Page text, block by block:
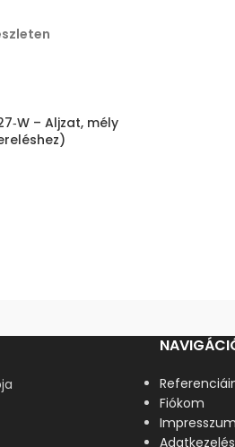
– Aljzat, mély
Fiókom
Impresszum